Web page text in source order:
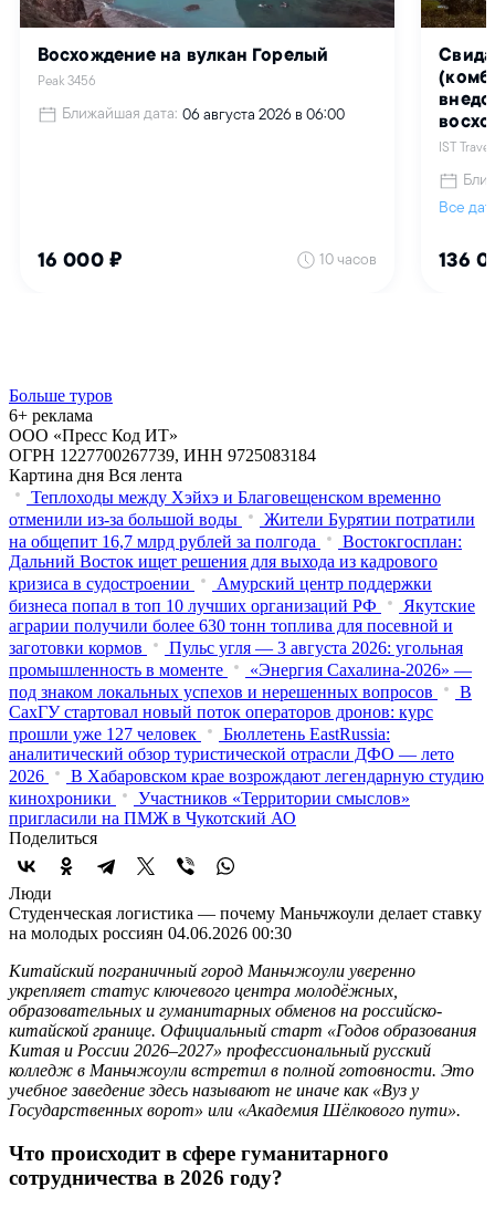
Больше туров
6+ реклама
ООО «Пресс Код ИТ»
ОГРН 1227700267739, ИНН 9725083184
Картина дня Вся лента
Теплоходы между Хэйхэ и Благовещенском временно
отменили из-за большой воды
Жители Бурятии потратили
на общепит 16,7 млрд рублей за полгода
Востокгосплан:
Дальний Восток ищет решения для выхода из кадрового
кризиса в судостроении
Амурский центр поддержки
бизнеса попал в топ 10 лучших организаций РФ
Якутские
аграрии получили более 630 тонн топлива для посевной и
заготовки кормов
Пульс угля — 3 августа 2026: угольная
промышленность в моменте
«Энергия Сахалина-2026» —
под знаком локальных успехов и нерешенных вопросов
В
СахГУ стартовал новый поток операторов дронов: курс
прошли уже 127 человек
Бюллетень EastRussia:
аналитический обзор туристической отрасли ДФО — лето
2026
В Хабаровском крае возрождают легендарную студию
кинохроники
Участников «Территории смыслов»
пригласили на ПМЖ в Чукотский АО
Поделиться
Люди
Студенческая логистика — почему Маньчжоули делает ставку
на молодых россиян 04.06.2026 00:30
Китайский пограничный город Маньчжоули уверенно
укрепляет статус ключевого центра молодёжных,
образовательных и гуманитарных обменов на российско-
китайской границе. Официальный старт «Годов образования
Китая и России 2026–2027» профессиональный русский
колледж в Маньчжоули встретил в полной готовности. Это
учебное заведение здесь называют не иначе как «Вуз у
Государственных ворот» или «Академия Шёлкового пути».
Что происходит в сфере гуманитарного
сотрудничества в 2026 году?